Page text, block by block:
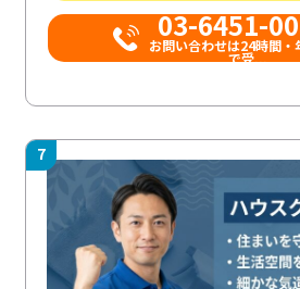
03-6451-
お問い合わせは24時間・
で受...
7